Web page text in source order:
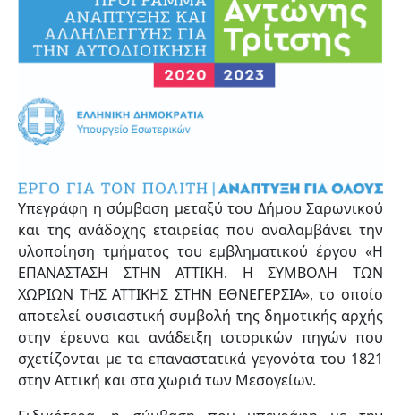
Υπεγράφη η σύμβαση μεταξύ του Δήμου Σαρωνικού
και της ανάδοχης εταιρείας που αναλαμβάνει την
υλοποίηση τμήματος του εμβληματικού έργου «Η
ΕΠΑΝΑΣΤΑΣΗ ΣΤΗΝ ΑΤΤΙΚΗ. Η ΣΥΜΒΟΛΗ ΤΩΝ
ΧΩΡΙΩΝ ΤΗΣ ΑΤΤΙΚΗΣ ΣΤΗΝ ΕΘΝΕΓΕΡΣΙΑ», το οποίο
αποτελεί ουσιαστική συμβολή της δημοτικής αρχής
στην έρευνα και ανάδειξη ιστορικών πηγών που
σχετίζονται με τα επαναστατικά γεγονότα του 1821
στην Αττική και στα χωριά των Μεσογείων.